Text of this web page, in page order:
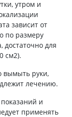
утром и
зависит от
по размеру
достаточно для
см2).
вымыть руки,
лечению.
и
применять